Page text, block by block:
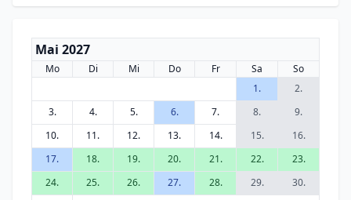
Mai 2027
Mo Di Mi Do Fr Sa
So
1.
2.
3.
4. 5. 6. 7. 8.
9.
10.
11. 12. 13. 14. 15.
16.
17.
18. 19. 20. 21. 22.
23.
24.
25. 26. 27. 28. 29.
30.